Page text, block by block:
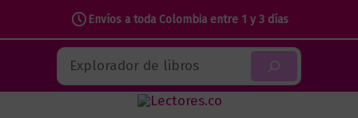
Envíos a toda Colombia entre 1 y 3 días
contenido
Buscar